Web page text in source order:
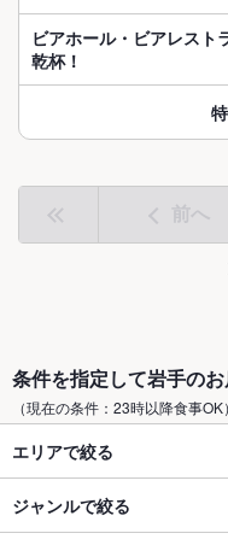
ビアホール・ビアレスト
乾杯！
前へ
条件を指定して岩手の
（現在の条件：23時以降食事OK）
エリアで絞る
ジャンルで絞る